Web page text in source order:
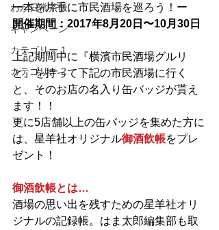
わが日常茶飯
キャンペーン
カテゴリー 1
カテゴリー 2
ー本を片手に市民酒場を巡ろう！ー
開催期間：2017年8月20日〜10月30日
上記期間中に『横濱市民酒場グルリ
と』を持って下記の市民酒場に行く
と、そのお店の名入り缶バッジが貰え
ます！！
更に5店舗以上の缶バッジを集めた方に
は、星羊社オリジナル御酒飲帳をプレ
ゼント！
御酒飲帳とは…
酒場の思い出を残すための星羊社オリ
ジナルの記録帳。はま太郎編集部も取